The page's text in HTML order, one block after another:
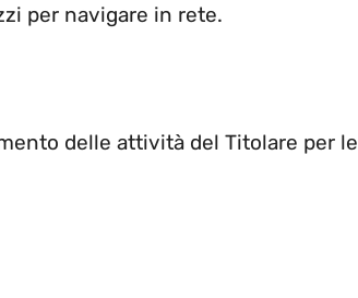
per navigare in rete.
delle attività del Titolare per le